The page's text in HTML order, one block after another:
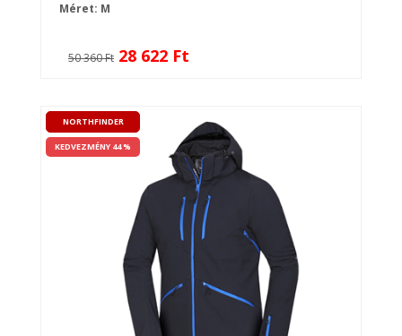
Méret: M
50 360 Ft 28 622 Ft
NORTHFINDER
KEDVEZMÉNY 44 %